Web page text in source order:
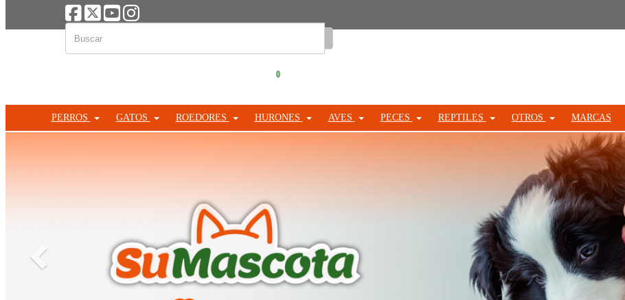
0
PERROS GATOS ROEDORES HURONES AVES PECES REPTILES OTROS MARCAS